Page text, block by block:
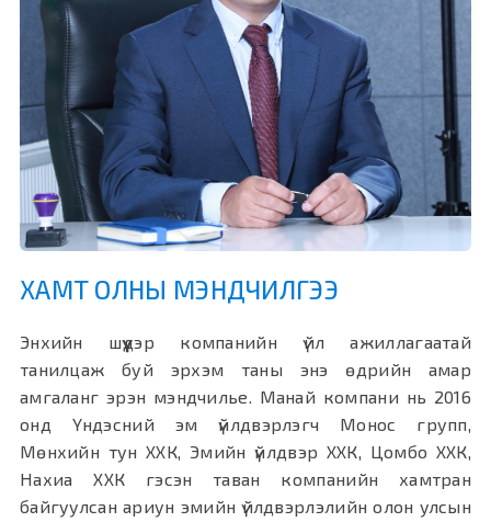
ХАМТ ОЛНЫ МЭНДЧИЛГЭЭ
Энхийн шүүдэр компанийн үйл ажиллагаатай
танилцаж буй эрхэм таны энэ өдрийн амар
амгаланг эрэн мэндчилье. Манай компани нь 2016
онд Үндэсний эм үйлдвэрлэгч Монос групп,
Мөнхийн тун ХХК, Эмийн үйлдвэр ХХК, Цомбо ХХК,
Нахиа ХХК гэсэн таван компанийн хамтран
байгуулсан ариун эмийн үйлдвэрлэлийн олон улсын